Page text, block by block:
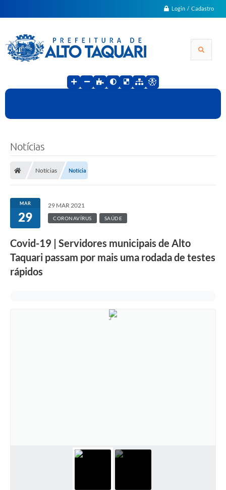
Login / Cadastro
Notícias
Notícias Notícia
MAR
29
29 MAR 2021
CORONAVÍRUS SAÚDE
Covid-19 | Servidores municipais de Alto
Taquari passam por mais uma rodada de testes
rápidos